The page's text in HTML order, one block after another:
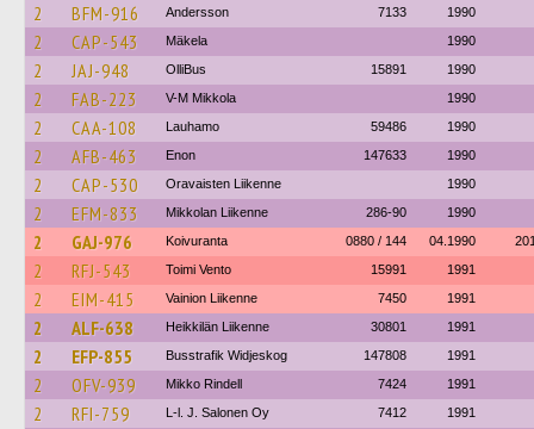
2 BFM-916 Andersson 7133 1990
2 CAP-543 Mäkela 1990
2 JAJ-948 OlliBus 15891 1990
2 FAB-223 V-M Mikkola 1990
2 CAA-108 Lauhamo 59486 1990
2 AFB-463 Enon 147633 1990
2 CAP-530 Oravaisten Liikenne 1990
2 EFM-833 Mikkolan Liikenne 286-90 1990
2 GAJ-976 Koivuranta 0880 / 144 04.1990
2 RFJ-543 Toimi Vento 15991 1991
2 EIM-415 Vainion Liikenne 7450 1991
2 ALF-638 Heikkilän Liikenne 30801 1991
2 EFP-855 Busstrafik Widjeskog 147808 1991
2 OFV-939 Mikko Rindell 7424 1991
2 RFI-759 L-l. J. Salonen Oy 7412 1991